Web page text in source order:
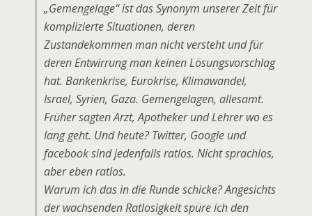
„Gemengelage“ ist das Synonym unserer Zeit für
komplizierte Situationen, deren
Zustandekommen man nicht versteht und für
deren Entwirrung man keinen Lösungsvorschlag
hat. Bankenkrise, Eurokrise, Klimawandel,
Israel, Syrien, Gaza. Gemengelagen, allesamt.
Früher sagten Arzt, Apotheker und Lehrer wo es
lang geht. Und heute? Twitter, Google und
facebook sind jedenfalls ratlos. Nicht sprachlos,
aber eben ratlos.
Warum ich das in die Runde schicke? Angesichts
der wachsenden Ratlosigkeit spüre ich den